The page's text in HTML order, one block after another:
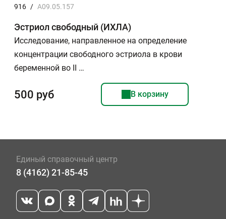
916 / A09.05.157
Эстриол свободный (ИХЛА)
Исследование, направленное на определение
концентрации свободного эстриола в крови
беременной во II …
500 руб В корзину
Единый справочный центр
8 (4162) 21-85-45